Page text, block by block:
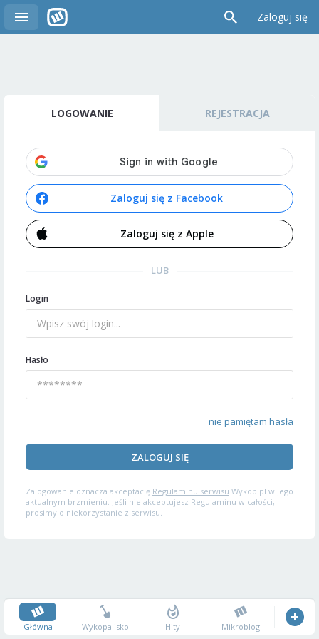
Zaloguj się
LOGOWANIE REJESTRACJA
Zaloguj się z Facebook
Zaloguj się z Apple
LUB
Login
Hasło
nie pamiętam hasła
ZALOGUJ SIĘ
Zalogowanie oznacza akceptację Regulaminu serwisu Wykop.pl w jego
aktualnym brzmieniu. Jeśli nie akceptujesz Regulaminu w całości,
prosimy o niekorzystanie z serwisu.
Główna Wykopalisko Hity Mikroblog